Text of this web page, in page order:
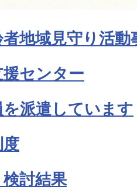
地域見守り活動
センター
派遣しています
討結果